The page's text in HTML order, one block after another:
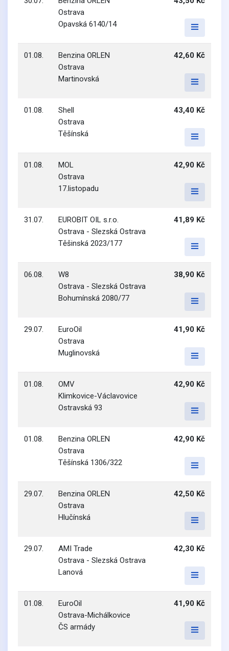
Ostrava
Opavská 6140/14
01.08.
Benzina ORLEN
Ostrava
Martinovská
42,60 Kč
01.08.
Shell
Ostrava
Těšínská
43,40 Kč
01.08.
MOL
Ostrava
17.listopadu
42,90 Kč
31.07.
EUROBIT OIL s.r.o.
Ostrava - Slezská Ostrava
Těšinská 2023/177
41,89 Kč
06.08.
W8
Ostrava - Slezská Ostrava
Bohumínská 2080/77
38,90 Kč
29.07.
EuroOil
Ostrava
Muglinovská
41,90 Kč
01.08.
OMV
Klimkovice-Václavovice
Ostravská 93
42,90 Kč
01.08.
Benzina ORLEN
Ostrava
Těšínská 1306/322
42,90 Kč
29.07.
Benzina ORLEN
Ostrava
Hlučínská
42,50 Kč
29.07.
AMI Trade
Ostrava - Slezská Ostrava
Lanová
42,30 Kč
01.08.
EuroOil
Ostrava-Michálkovice
ČS armády
41,90 Kč